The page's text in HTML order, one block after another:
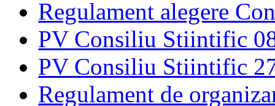
Regulament alegere
PV Consiliu Stiintific
PV Consiliu Stiintific
Regulament de